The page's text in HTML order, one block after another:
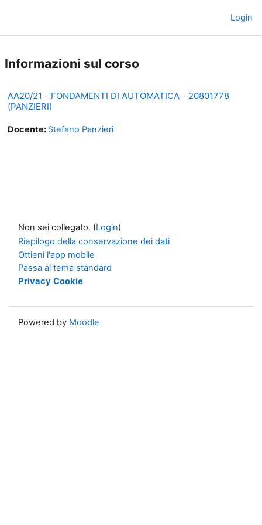
Login
Informazioni sul corso
AA20/21 - FONDAMENTI DI AUTOMATICA - 20801778
(PANZIERI)
Docente: Stefano Panzieri
Non sei collegato. (Login)
Riepilogo della conservazione dei dati
Ottieni l'app mobile
Passa al tema standard
Privacy Cookie
Powered by Moodle